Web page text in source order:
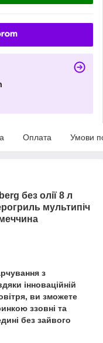
Оплата Умови
без олії 8 л
мультипіч
з
інноваційній
ви зможете
ззовні та
без зайвого